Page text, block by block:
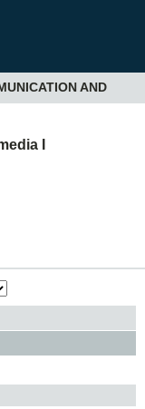
AND
I